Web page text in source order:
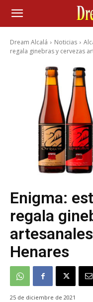
Dream Alcalá Noticias
regala ginebras y cervezas
Enigma:
regala
Henares
25 de diciembre de 2021